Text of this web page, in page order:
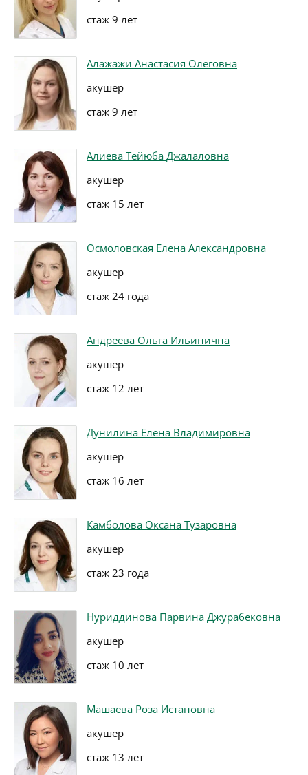
стаж 9 лет
Алажажи Анастасия Олеговна
акушер
стаж 9 лет
Алиева Тейюба Джалаловна
акушер
стаж 15 лет
Осмоловская Елена Александровна
акушер
стаж 24 года
Андреева Ольга Ильинична
акушер
стаж 12 лет
Дунилина Елена Владимировна
акушер
стаж 16 лет
Камболова Оксана Тузаровна
акушер
стаж 23 года
Нуриддинова Парвина Джурабековна
акушер
стаж 10 лет
Машаева Роза Истановна
акушер
стаж 13 лет